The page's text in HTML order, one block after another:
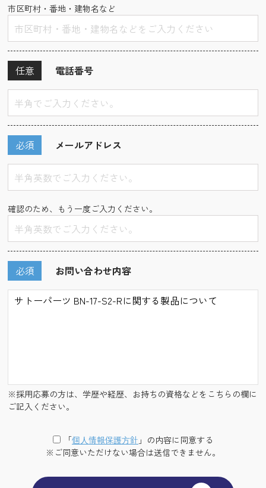
市区町村・番地・建物名など
電話番号
任意
メールアドレス
必須
確認のため、もう一度ご入力ください。
お問い合わせ内容
必須
※採用応募の方は、学歴や経歴、お持ちの資格などをこちらの欄に
ご記入ください。
「個⼈情報保護⽅針 」の内容に同意する
※ご同意いただけない場合は送信できません。